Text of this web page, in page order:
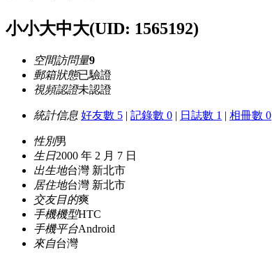
小小大中大(UID: 1565192)
空間訪問量9
郵箱狀態已驗證
視頻認證未認證
統計信息 好友數 5 | 記錄數 0 | 日誌數 1 | 相冊數 0
性別男
生日2000 年 2 月 7 日
出生地台灣 新北市
居住地台灣 新北市
交友目的爽
手機機型HTC
手機平台Android
來自台灣